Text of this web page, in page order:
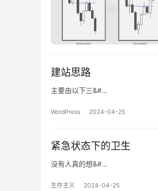
建站思路
主要由以下三&#…
WordPress 2024-04-25
紧急状态下的卫生
没有人真的想&#…
生存主义 2024-04-25